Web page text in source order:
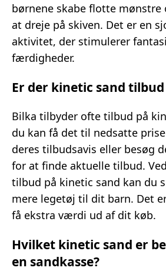
børnene skabe flotte mønstre
at dreje på skiven. Det er en
aktivitet, der stimulerer
færdigheder.
Er der kinetic sand
Bilka tilbyder ofte tilbud på
du kan få det til nedsatte
deres tilbudsavis eller besøg
for at finde aktuelle tilbud.
tilbud på kinetic sand kan du
mere legetøj til dit barn. Det
få ekstra værdi ud af dit køb.
Hvilket kinetic sand er
en sandkasse?